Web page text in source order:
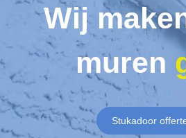
Wij
muren
Stukadoor